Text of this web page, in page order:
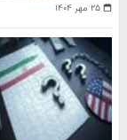
۲۵ مهر ۱۴۰۴